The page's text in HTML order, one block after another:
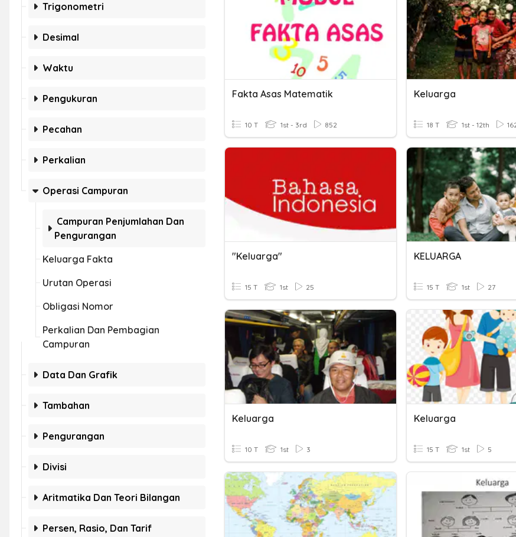
Trigonometri
Desimal
Waktu
Pengukuran
Pecahan
Perkalian
Operasi Campuran
Campuran Penjumlahan Dan
Pengurangan
Keluarga Fakta
Urutan Operasi
Obligasi Nomor
Perkalian Dan Pembagian
Campuran
Data Dan Grafik
Tambahan
Pengurangan
Divisi
Aritmatika Dan Teori Bilangan
Persen, Rasio, Dan Tarif
Fakta Asas Matematik
10 T 1st - 3rd 852
Keluarga
18 T 1st - 12th
"Keluarga"
15 T 1st 25
KELUARGA
15 T 1st 27
Keluarga
10 T 1st 3
Keluarga
15 T 1st 5